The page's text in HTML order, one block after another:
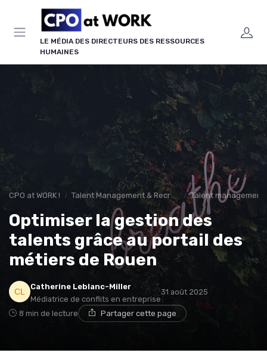
LE MÉDIA DES DIRECTEURS DES RESSOURCES
HUMAINES
CPO at WORK ! Talent Management & Recrutement Talent
Optimiser la gestion des
talents grâce au portail des
métiers de Rouen
Catherine Leblanc-Miller
Médiatrice de conflits en entreprise
31 août 2025
8 min de lecture Partager cette page
Panneau de gestion des cookies